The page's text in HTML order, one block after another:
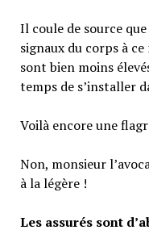
Il coule de source
signaux du corps à
sont bien moins
temps de s’installer
Voilà encore une
Non, monsieur
à la légère !
Les assurés sont